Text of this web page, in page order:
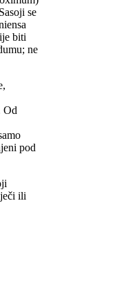
se
biti
ne
Od
pod
ili